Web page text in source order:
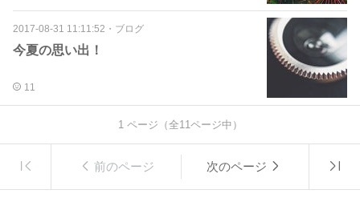
2017-08-31 11:11:52 ・ ブログ
今夏の思い出！
11
1 ページ（全11 ページ中）
前のページ 次のページ